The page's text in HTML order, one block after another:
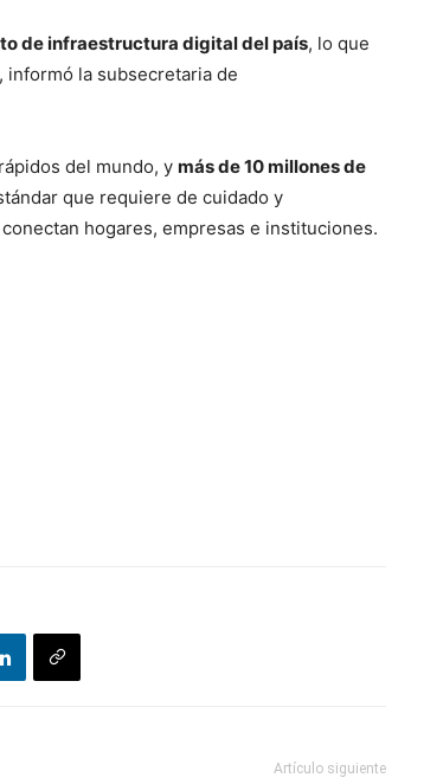
de infraestructura digital del país, lo que
informó la subsecretaria de
del mundo, y más de 10 millones de
que requiere de cuidado y
hogares, empresas e instituciones.
Artículo siguiente